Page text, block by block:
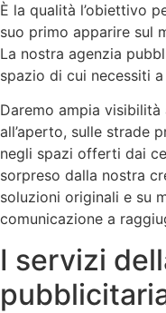
È la qualità l’obiettivo
suo primo apparire sul
La nostra agenzia
spazio di cui necessiti
Daremo ampia
all’aperto, sulle strade
negli spazi offerti dai
sorpreso dalla nostra
soluzioni originali e su
comunicazione a
I servizi